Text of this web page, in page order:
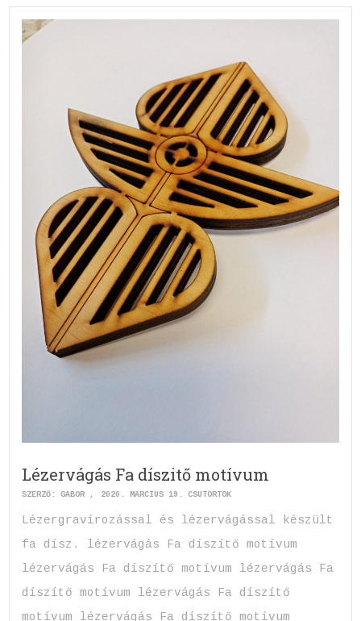
Lézervágás Fa díszitő motívum
SZERZŐ:GABOR 2020. MÁRCIUS 19. CSÜTÖRTÖK
Lézergravírozással és lézervágással készült
fa dísz. lézervágás Fa díszítő motívum
lézervágás Fa díszítő motívum lézervágás Fa
díszítő motívum lézervágás Fa díszítő
motívum lézervágás Fa díszítő motívum